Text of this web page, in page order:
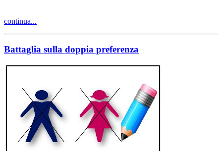
continua...
Battaglia sulla doppia preferenza